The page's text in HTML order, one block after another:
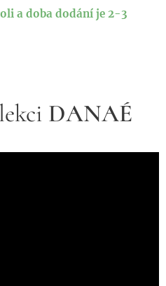
a doba dodání je 2-3
DANAÉ